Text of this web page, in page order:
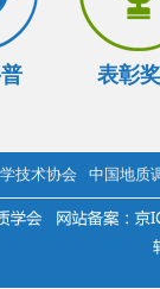
表彰
技术协会 中国地质